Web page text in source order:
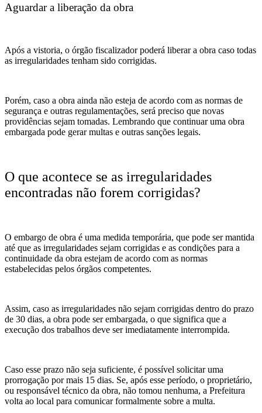
Aguardar a liberação da obra
Após a vistoria, o órgão fiscalizador poderá liberar a obra caso todas
as irregularidades tenham sido corrigidas.
Porém, caso a obra ainda não esteja de acordo com as normas de
segurança e outras regulamentações, será preciso que novas
providências sejam tomadas. Lembrando que continuar uma obra
embargada pode gerar multas e outras sanções legais.
O que acontece se as irregularidades
encontradas não forem corrigidas?
O embargo de obra é uma medida temporária, que pode ser mantida
até que as irregularidades sejam corrigidas e as condições para a
continuidade da obra estejam de acordo com as normas
estabelecidas pelos órgãos competentes.
Assim, caso as irregularidades não sejam corrigidas dentro do prazo
de 30 dias, a obra pode ser embargada, o que significa que a
execução dos trabalhos deve ser imediatamente interrompida.
Caso esse prazo não seja suficiente, é possível solicitar uma
prorrogação por mais 15 dias. Se, após esse período, o proprietário,
ou responsável técnico da obra, não tomou nenhuma, a Prefeitura
volta ao local para comunicar formalmente sobre a multa.